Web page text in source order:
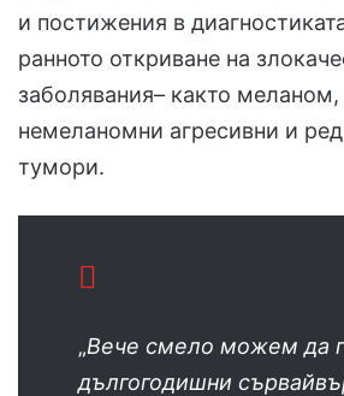
и постижения в
ранното откриване на
заболявания– както меланом,
немеланомни агресивни и
тумори.
„Вече смело можем да
дългогодишни